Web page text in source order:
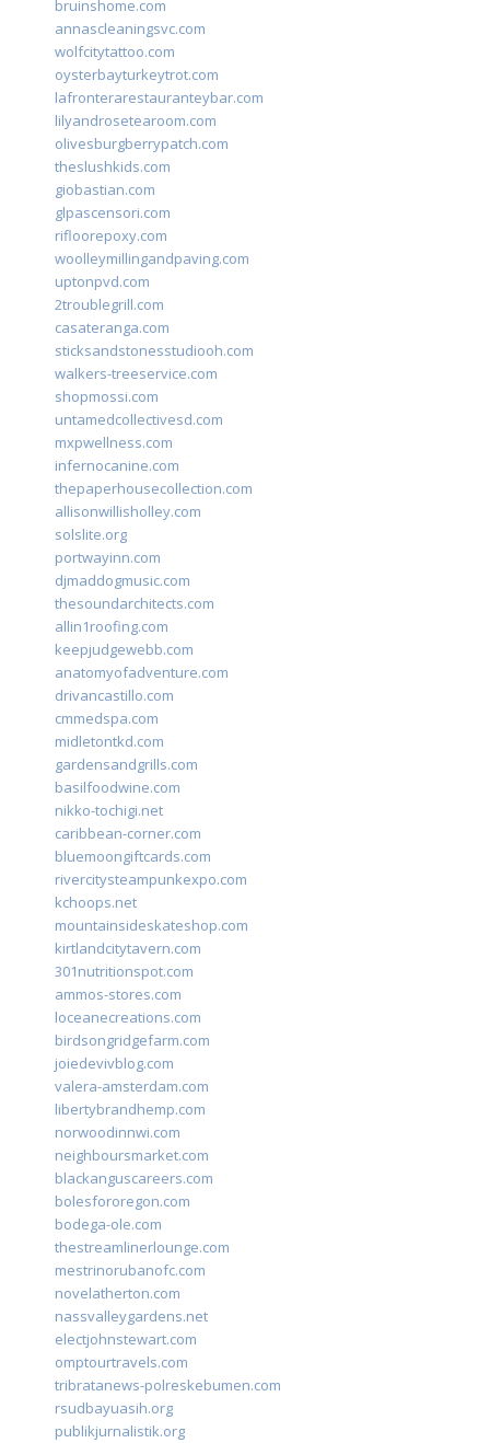
bruinshome.com
annascleaningsvc.com
wolfcitytattoo.com
oysterbayturkeytrot.com
lafronterarestauranteybar.com
lilyandrosetearoom.com
olivesburgberrypatch.com
theslushkids.com
giobastian.com
glpascensori.com
rifloorepoxy.com
woolleymillingandpaving.com
uptonpvd.com
2troublegrill.com
casateranga.com
sticksandstonesstudiooh.com
walkers-treeservice.com
shopmossi.com
untamedcollectivesd.com
mxpwellness.com
infernocanine.com
thepaperhousecollection.com
allisonwillisholley.com
solslite.org
portwayinn.com
djmaddogmusic.com
thesoundarchitects.com
allin1roofing.com
keepjudgewebb.com
anatomyofadventure.com
drivancastillo.com
cmmedspa.com
midletontkd.com
gardensandgrills.com
basilfoodwine.com
nikko-tochigi.net
caribbean-corner.com
bluemoongiftcards.com
rivercitysteampunkexpo.com
kchoops.net
mountainsideskateshop.com
kirtlandcitytavern.com
301nutritionspot.com
ammos-stores.com
loceanecreations.com
birdsongridgefarm.com
joiedevivblog.com
valera-amsterdam.com
libertybrandhemp.com
norwoodinnwi.com
neighboursmarket.com
blackanguscareers.com
bolesfororegon.com
bodega-ole.com
thestreamlinerlounge.com
mestrinorubanofc.com
novelatherton.com
nassvalleygardens.net
electjohnstewart.com
omptourtravels.com
tribratanews-polreskebumen.com
rsudbayuasih.org
publikjurnalistik.org